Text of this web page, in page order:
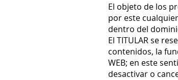
El objeto de los
por este
dentro del
El TITULAR se
contenidos, la
WEB; en este
desactivar o